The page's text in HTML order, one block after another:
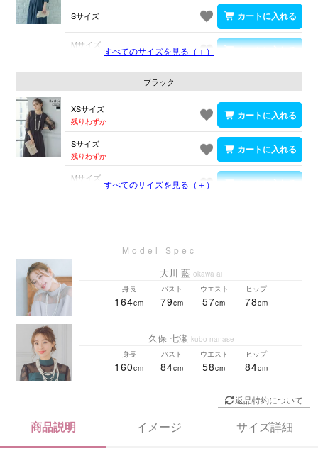
Sサイズ
Mサイズ
残りわずかすべてのサイズを見る（＋）
ブラック
XSサイズ
残りわずか
Sサイズ
残りわずか
Mサイズ
残りわずかすべてのサイズを見る（＋）
大川 藍 okawa ai
身長
164
バスト
79
ウエスト
57
ヒップ
78
久保 七瀬 kubo nanase
身長
160
バスト
84
ウエスト
58
ヒップ
84
返品特約について
商品説明 イメージ サイズ詳細